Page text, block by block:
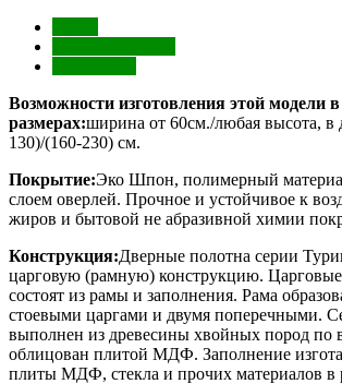
Возможности изготовления этой модели
размерах:ширина от 60см./любая высота, в
130)/(160-230) см.
Покрытие:Эко Шпон, полимерный
слоем оверлей. Прочное и устойчивое к
жиров и бытовой не абразивной химии
Конструкция:Дверные полотна серии
царговую (рамную) конструкцию.
состоят из рамы и заполнения. Рама
стоевыми царгами и двумя поперечными.
выполнен из древесины хвойных пород по
облицован плитой МДФ. Заполнение
плиты МДФ, стекла и прочих материалов в